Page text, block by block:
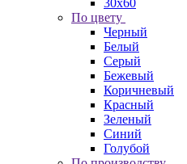
30x60
По цвету
Черный
Белый
Серый
Бежевый
Коричневый
Красный
Зеленый
Синий
Голубой